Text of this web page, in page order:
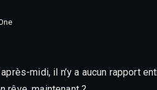
midi, il n’y a aucun rapport